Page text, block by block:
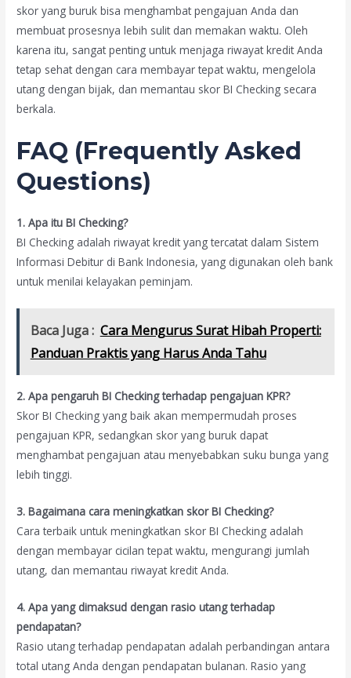
skor yang buruk bisa menghambat pengajuan Anda dan
membuat prosesnya lebih sulit dan memakan waktu. Oleh
karena itu, sangat penting untuk menjaga riwayat kredit Anda
tetap sehat dengan cara membayar tepat waktu, mengelola
utang dengan bijak, dan memantau skor BI Checking secara
berkala.
FAQ (Frequently Asked
Questions)
1. Apa itu BI Checking?
BI Checking adalah riwayat kredit yang tercatat dalam Sistem
Informasi Debitur di Bank Indonesia, yang digunakan oleh bank
untuk menilai kelayakan peminjam.
Baca Juga : Cara Mengurus Surat Hibah Properti:
Panduan Praktis yang Harus Anda Tahu
2. Apa pengaruh BI Checking terhadap pengajuan KPR?
Skor BI Checking yang baik akan mempermudah proses
pengajuan KPR, sedangkan skor yang buruk dapat
menghambat pengajuan atau menyebabkan suku bunga yang
lebih tinggi.
3. Bagaimana cara meningkatkan skor BI Checking?
Cara terbaik untuk meningkatkan skor BI Checking adalah
dengan membayar cicilan tepat waktu, mengurangi jumlah
utang, dan memantau riwayat kredit Anda.
4. Apa yang dimaksud dengan rasio utang terhadap
pendapatan?
Rasio utang terhadap pendapatan adalah perbandingan antara
total utang Anda dengan pendapatan bulanan. Rasio yang